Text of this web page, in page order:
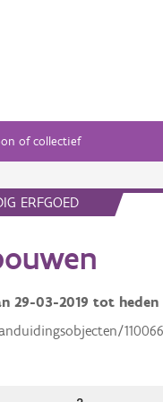
of collectief
ERFGOED
29-03-2019 tot heden